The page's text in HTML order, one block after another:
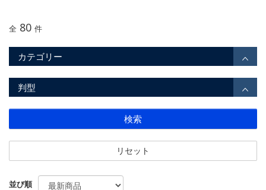
全 80 件
カテゴリー
判型
検索
リセット
並び順